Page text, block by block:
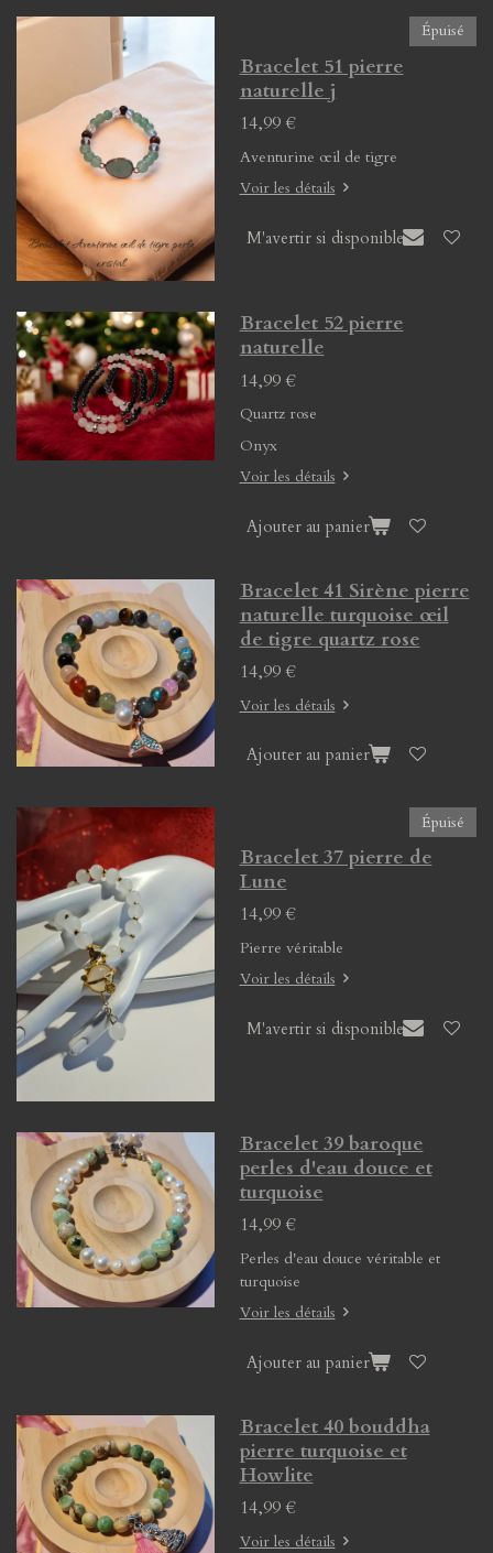
Épuisé
Bracelet 51 pierre
naturelle j
14,99 €
Aventurine œil de tigre
Voir les détails
M'avertir si disponible
Bracelet 52 pierre
naturelle
14,99 €
Quartz rose
Onyx
Voir les détails
Ajouter au panier
Bracelet 41 Sirène pierre
naturelle turquoise œil
de tigre quartz rose
14,99 €
Voir les détails
Ajouter au panier
Épuisé
Bracelet 37 pierre de
Lune
14,99 €
Pierre véritable
Voir les détails
M'avertir si disponible
Bracelet 39 baroque
perles d'eau douce et
turquoise
14,99 €
Perles d'eau douce véritable et
turquoise
Voir les détails
Ajouter au panier
Bracelet 40 bouddha
pierre turquoise et
Howlite
14,99 €
Voir les détails